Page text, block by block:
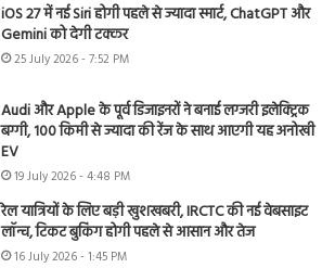
iOS 27 में नई Siri होगी पहले से ज्यादा स्मार्ट, ChatGPT और
Gemini को देगी टक्कर
25 July 2026 - 7:52 PM
Audi और Apple के पूर्व डिजाइनरों ने बनाई लग्जरी इलेक्ट्रिक
बग्गी, 100 किमी से ज्यादा की रेंज के साथ आएगी यह अनोखी
EV
19 July 2026 - 4:48 PM
रेल यात्रियों के लिए बड़ी खुशखबरी, IRCTC की नई वेबसाइट
लॉन्च, टिकट बुकिंग होगी पहले से आसान और तेज
16 July 2026 - 1:45 PM